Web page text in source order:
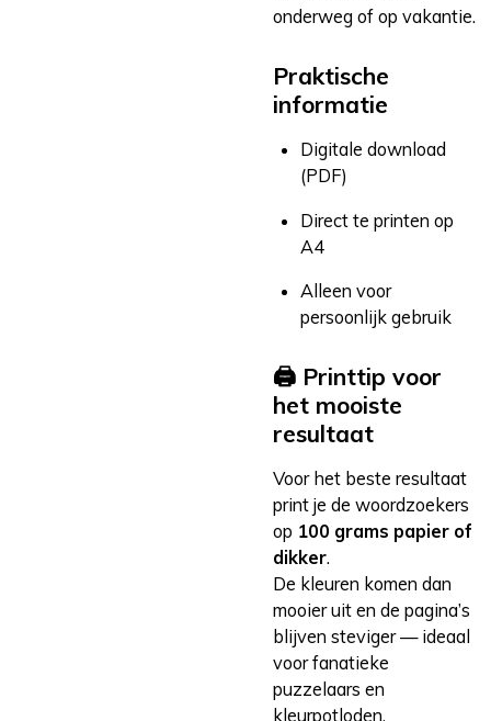
onderweg of op vakantie.
Praktische
informatie
Digitale download
(PDF)
Direct te printen op
A4
Alleen voor
persoonlijk gebruik
🖨️ Printtip voor
het mooiste
resultaat
Voor het beste resultaat
print je de woordzoekers
op 100 grams papier of
dikker.
De kleuren komen dan
mooier uit en de pagina’s
blijven steviger — ideaal
voor fanatieke
puzzelaars en
kleurpotloden.